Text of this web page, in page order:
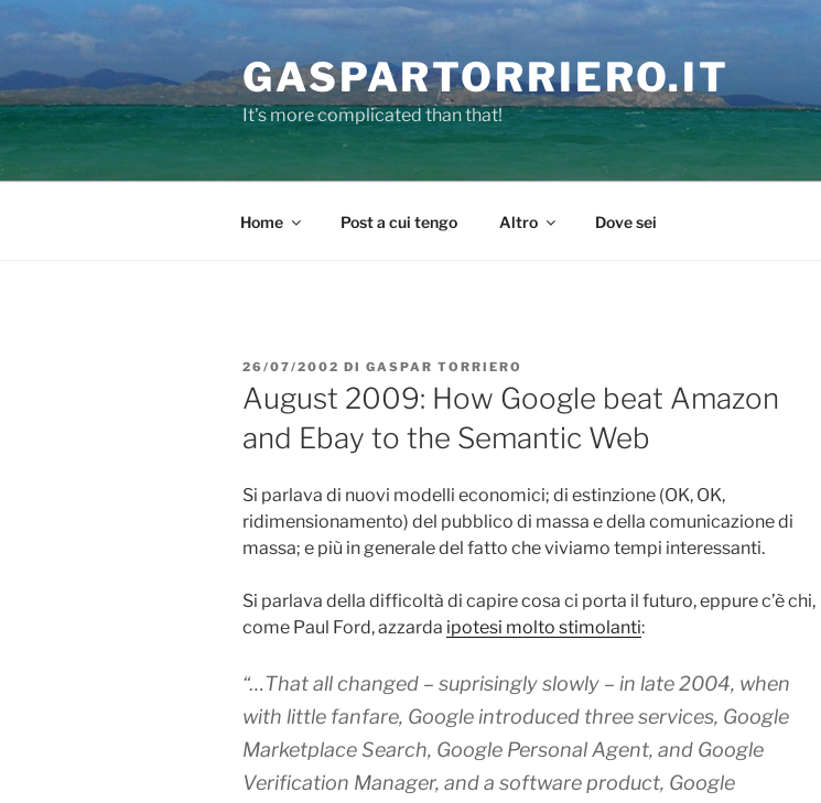
al
GASPARTORRIERO.IT
It's more complicated than that!
Home Post a cui tengo Altro Dove sei
PUBBLICATO
IL
26/07/2002 DI GASPAR TORRIERO
August 2009: How Google beat Amazon
and Ebay to the Semantic Web
Si parlava di nuovi modelli economici; di estinzione (OK, OK,
ridimensionamento) del pubblico di massa e della comunicazione di
massa; e più in generale del fatto che viviamo tempi interessanti.
Si parlava della difficoltà di capire cosa ci porta il futuro, eppure c’è chi,
come Paul Ford, azzarda ipotesi molto stimolanti:
“…That all changed – suprisingly slowly – in late 2004, when
with little fanfare, Google introduced three services, Google
Marketplace Search, Google Personal Agent, and Google
Verification Manager, and a software product, Google